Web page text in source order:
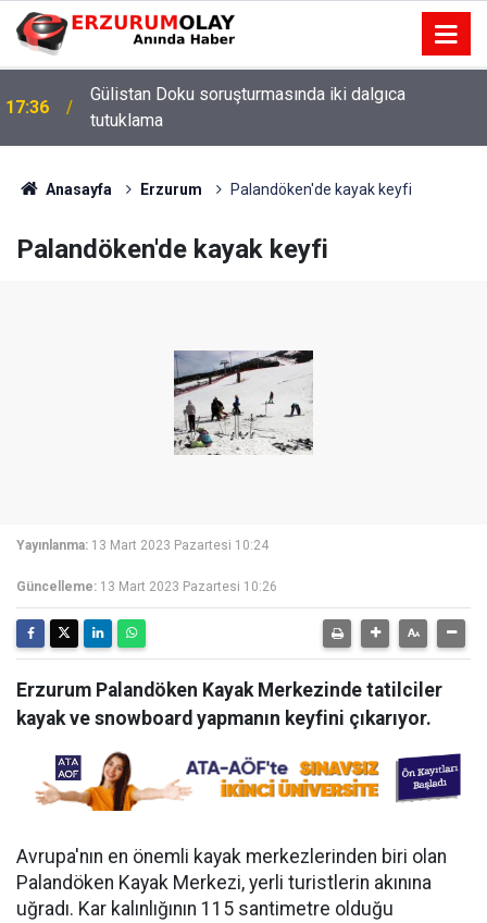
17:36
Gülistan Doku soruşturmasında iki dalgıca
tutuklama
Anasayfa Erzurum Palandöken'de kayak keyfi
Palandöken'de kayak keyfi
Yayınlanma: 13 Mart 2023 Pazartesi 10:24
Güncelleme: 13 Mart 2023 Pazartesi 10:26
Erzurum Palandöken Kayak Merkezinde tatilciler
kayak ve snowboard yapmanın keyfini çıkarıyor.
Avrupa'nın en önemli kayak merkezlerinden biri olan
Palandöken Kayak Merkezi, yerli turistlerin akınına
uğradı. Kar kalınlığının 115 santimetre olduğu